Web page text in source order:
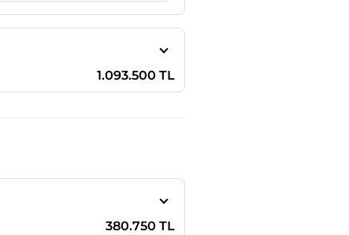
1.093.500 TL
380.750 TL